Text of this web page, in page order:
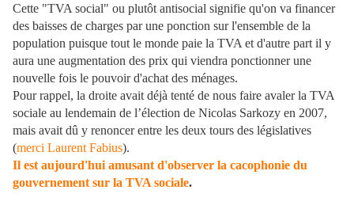
Cette "TVA social" ou plutôt antisocial signifie qu'on va financer
des baisses de charges par une ponction sur l'ensemble de la
population puisque tout le monde paie la TVA et d'autre part il y
aura une augmentation des prix qui viendra ponctionner une
nouvelle fois le pouvoir d'achat des ménages.
Pour rappel, la droite avait déjà tenté de nous faire avaler la TVA
sociale au lendemain de l’élection de Nicolas Sarkozy en 2007,
mais avait dû y renoncer entre les deux tours des législatives
(merci Laurent Fabius).
Il est aujourd'hui amusant d'observer la cacophonie du
gouvernement sur la TVA sociale.